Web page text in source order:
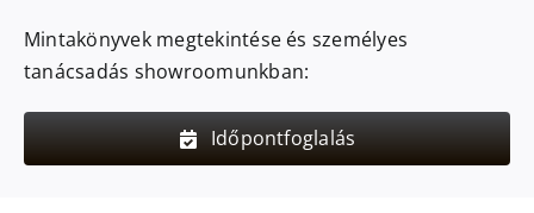
Mintakönyvek megtekintése és személyes
tanácsadás showroomunkban:
Időpontfoglalás